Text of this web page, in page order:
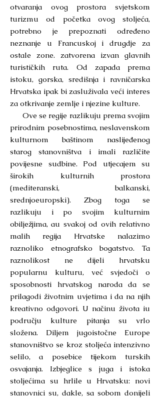
otvaranja ovog prostora svjetskom
turizmu od početka ovog stoljeća,
potrebno je prepoznati određeno
neznanje u Francuskoj i drugdje za
ostale zone. zatvorena izvan glavnih
turističkih ruta. Od zapada prema
istoku, gorska, središnja i ravničarska
Hrvatska ipak bi zasluživala veći interes
za otkrivanje zemlje i njezine kulture.
Ove se regije razlikuju prema svojim
prirodnim posebnostima, neslavenskom
kulturnom baštinom naslijeđenog
starog stanovništva i imali različite
povijesne sudbine. Pod utjecajem su
širokih kulturnih prostora
(mediteranski, balkanski,
srednjoeuropski). Zbog toga se
razlikuju i po svojim kulturnim
obilježjima, au svakoj od ovih relativno
malih regija Hrvatske nalazimo
raznoliko etnografsko bogatstvo. Ta
raznolikost ne dijeli hrvatsku
popularnu kulturu, već svjedoči o
sposobnosti hrvatskog naroda da se
prilagodi životnim uvjetima i da na njih
kreativno odgovori. U načinu života iu
području kulture pitanja su vrlo
složena. Diljem jugoistočne Europe
stanovništvo se kroz stoljeća intenzivno
selilo, a posebice tijekom turskih
osvajanja. Izbjeglice s juga i istoka
stoljećima su hrlile u Hrvatsku: novi
stanovnici su, dakle, sa sobom donijeli